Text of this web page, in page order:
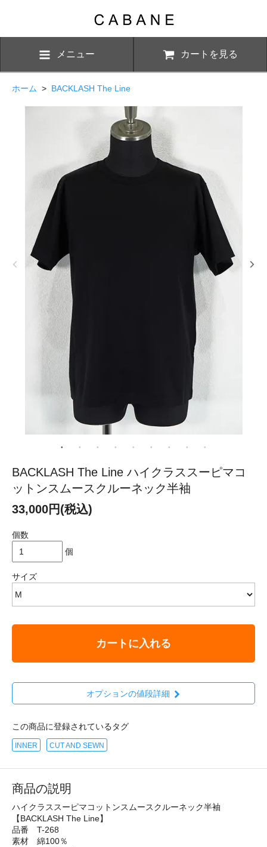
メニュー カートを見る
ホーム > BACKLASH The Line
BACKLASH The Line ハイクラススーピマコ
ットンスムースクルーネック半袖
33,000円(税込)
個数
個
サイズ
カートに入れる
オプションの値段詳細
この商品に登録されているタグ
INNER CUT AND SEWN
商品の説明
ハイクラススーピマコットンスムースクルーネック半袖
【BACKLASH The Line】
品番 T-268
素材 綿100％